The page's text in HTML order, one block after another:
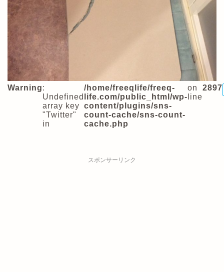
Warning:
Undefined
array key
"Twitter"
in
/home/freeqlife/freeq-
life.com/public_html/wp-
content/plugins/sns-
count-cache/sns-count-
cache.php
on
line
2897
スポンサーリンク